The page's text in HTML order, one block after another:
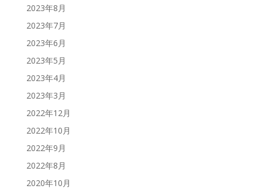
2023年8月
2023年7月
2023年6月
2023年5月
2023年4月
2023年3月
2022年12月
2022年10月
2022年9月
2022年8月
2020年10月